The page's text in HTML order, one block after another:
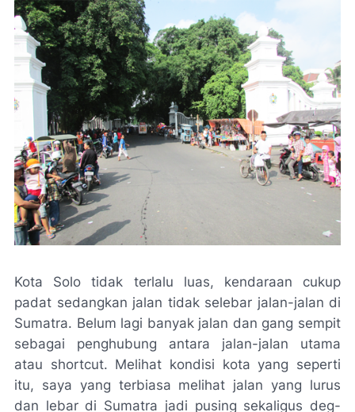
Kota Solo tidak terlalu luas, kendaraan cukup
padat sedangkan jalan tidak selebar jalan-jalan di
Sumatra. Belum lagi banyak jalan dan gang sempit
sebagai penghubung antara jalan-jalan utama
atau shortcut. Melihat kondisi kota yang seperti
itu, saya yang terbiasa melihat jalan yang lurus
dan lebar di Sumatra jadi pusing sekaligus deg-